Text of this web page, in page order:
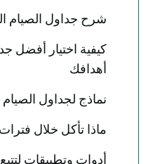
شرح جداول الصيام
كيفية اختيار أفضل
أهدافك
نماذج لجداول الصيام
ماذا تأكل خلال
أدوات وتطبيقات